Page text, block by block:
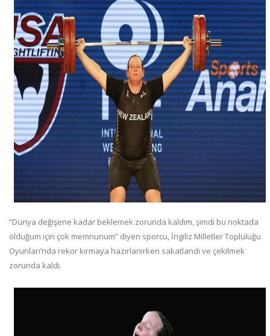
“Dünya değişene kadar beklemek zorunda kaldım, şimdi bu noktada
olduğum için çok memnunum” diyen sporcu, İngiliz Milletler Topluluğu
Oyunları’nda rekor kırmaya hazırlanırken sakatlandı ve çekilmek
zorunda kaldı.